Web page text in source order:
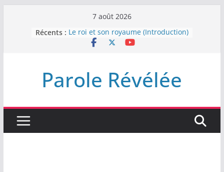
7 août 2026
Récents : Le roi et son royaume (Introduction)
DEMEUREZ DANS LA LUMIÈRE
LABAN
L’INTERVENTION DE DIEU
Parole Révélée